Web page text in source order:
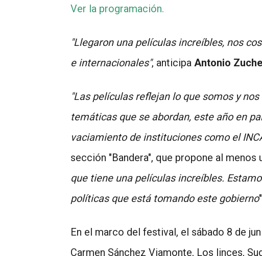
Ver la programación.
"Llegaron una películas increíbles, nos
e internacionales", anticipa Antonio
"Las películas reflejan lo que somos y
temáticas que se abordan, este año en
vaciamiento de instituciones como el
sección "Bandera", que propone al menos
que tiene una películas increíbles.
políticas que está tomando este gobierno
En el marco del festival, el sábado 8 de
Carmen Sánchez Viamonte, Los linces,